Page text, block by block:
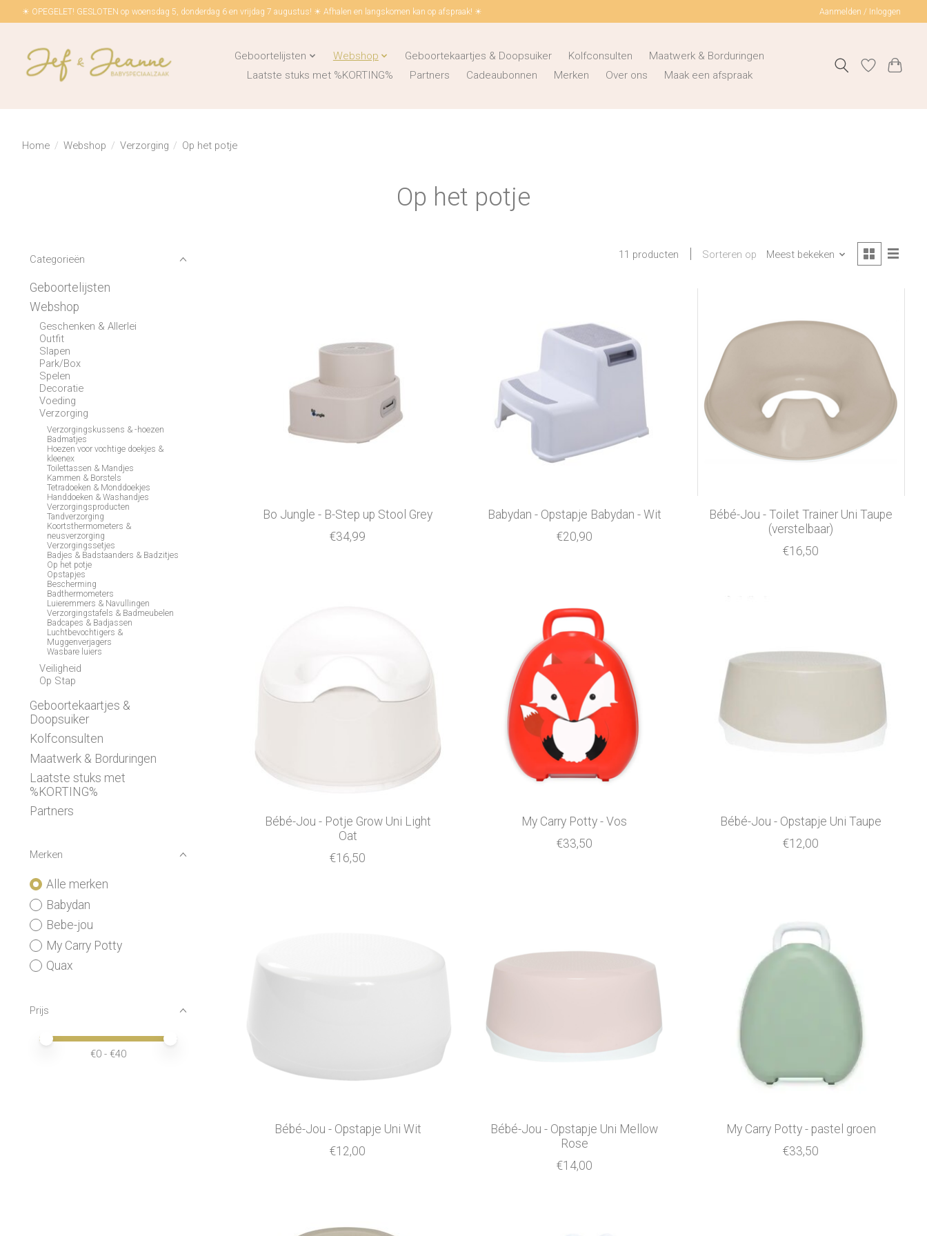
☀ OPEGELET! GESLOTEN op woensdag 5, donderdag 6 en vrijdag 7 augustus! ☀ Afhalen en langskomen kan op afspraak! ☀ Aanmelden / Inloggen
Geboortelijsten Webshop Geboortekaartjes & Doopsuiker Kolfconsulten
Maatwerk & Borduringen
Laatste stuks met %KORTING%
Partners Cadeaubonnen Merken Over ons Maak een afspraak
Home / Webshop / Verzorging / Op het potje
Op het potje
Categorieën
Geboortelijsten
Webshop
Geschenken & Allerlei
Outfit
Slapen
Park/Box
Spelen
Decoratie
Voeding
Verzorging
Verzorgingskussens & -hoezen
Badmatjes
Hoezen voor vochtige doekjes &
kleenex
Toilettassen & Mandjes
Kammen & Borstels
Tetradoeken & Monddoekjes
Handdoeken & Washandjes
Verzorgingsproducten
Tandverzorging
Koortsthermometers &
neusverzorging
Verzorgingssetjes
Badjes & Badstaanders & Badzitjes
Op het potje
Opstapjes
Bescherming
Badthermometers
Luieremmers & Navullingen
Verzorgingstafels & Badmeubelen
Badcapes & Badjassen
Luchtbevochtigers &
Muggenverjagers
Wasbare luiers
Veiligheid
Op Stap
Geboortekaartjes &
Doopsuiker
Kolfconsulten
Maatwerk & Borduringen
Laatste stuks met
%KORTING%
Partners
Merken
Alle merken
Babydan
Bebe-jou
My Carry Potty
Quax
Prijs
Minimale prijswaarde
Price maximum value
€0 - €40
11 producten Sorteren op Meest bekeken
Bo Jungle - B-Step up Stool Grey
€34,99
Babydan - Opstapje Babydan - Wit
€20,90
Bébé-Jou - Toilet Trainer Uni Taupe
(verstelbaar)
€16,50
Bébé-Jou - Potje Grow Uni Light
Oat
€16,50
My Carry Potty - Vos
€33,50
Bébé-Jou - Opstapje Uni Taupe
€12,00
Bébé-Jou - Opstapje Uni Wit
€12,00
Bébé-Jou - Opstapje Uni Mellow
Rose
€14,00
My Carry Potty - pastel groen
€33,50